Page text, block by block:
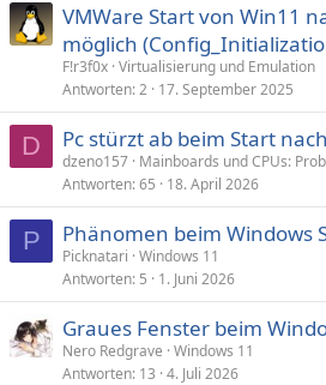
VMWare Start von Win11
möglich
F!r3f0x Virtualisierung und Emulation
Antworten 2 17. September 2025
D Pc stürzt ab beim Start
dzeno157 Mainboards und CPUs:
Antworten 65 18. April 2026
P Phänomen beim Windows
Picknatari Windows 11
Antworten 5 1. Juni 2026
Graues Fenster beim
Nero Redgrave Windows 11
Antworten 13 4. Juli 2026